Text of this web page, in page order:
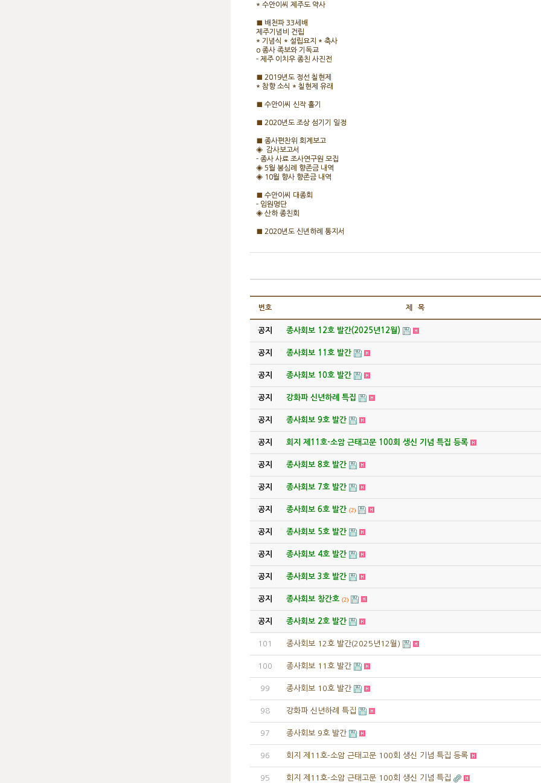
* 수안이씨 제주도 약사
■ 배천파 33세배
제주기념비 건립
* 기념식 * 설립요지 * 축사
o 종사 족보와 기독교
- 제주 이치우 종친 사진전
■ 2019년도 정선 칠현제
* 참향 소식 * 칠현제 유래
■ 수안이씨 신작 홀기
■ 2020년도 조상 섬기기 일정
■ 종사편찬위 회계보고
◈ 감사보고서
- 종사 사료 조사연구원 모집
◈ 5월 봉심례 향존금 내역
◈ 10월 향사 향존금 내역
■ 수안이씨 대종회
- 임원명단
◈ 산하 종친회
■ 2020년도 신년하례 통지서
번호 제 목
공지 종사회보 12호 발간(2025년12월)
공지 종사회보 11호 발간
공지 종사회보 10호 발간
공지 강화파 신년하례 특집
공지 종사회보 9호 발간
공지 회지 제11호-소암 근태고문 100회 생신 기념 특집 등록
공지 종사회보 8호 발간
공지 종사회보 7호 발간
공지 종사회보 6호 발간 (2)
공지 종사회보 5호 발간
공지 종사회보 4호 발간
공지 종사회보 3호 발간
공지 종사회보 창간호 (2)
공지 종사회보 2호 발간
101 종사회보 12호 발간(2025년12월)
100 종사회보 11호 발간
99 종사회보 10호 발간
98 강화파 신년하례 특집
97 종사회보 9호 발간
96 회지 제11호-소암 근태고문 100회 생신 기념 특집 등록
95 회지 제11호-소암 근태고문 100회 생신 기념 특집